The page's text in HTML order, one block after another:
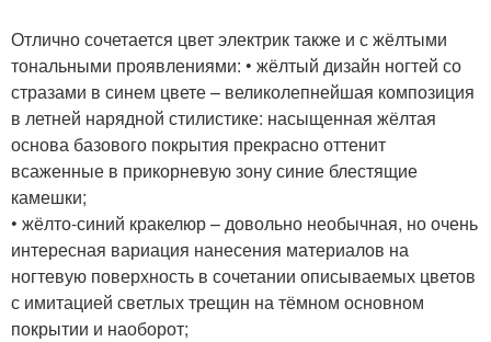
Отлично сочетается цвет электрик также и с жёлтыми
тональными проявлениями: • жёлтый дизайн ногтей со
стразами в синем цвете – великолепнейшая композиция
в летней нарядной стилистике: насыщенная жёлтая
основа базового покрытия прекрасно оттенит
всаженные в прикорневую зону синие блестящие
камешки;
• жёлто-синий кракелюр – довольно необычная, но очень
интересная вариация нанесения материалов на
ногтевую поверхность в сочетании описываемых цветов
с имитацией светлых трещин на тёмном основном
покрытии и наоборот;